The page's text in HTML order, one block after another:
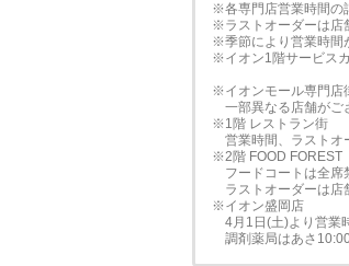
※各専門店営業時間の
※ラストオーダーは店
※季節により営業時間
※イオン1階サービス
※イオンモール専門店
一部異なる店舗がご
※1階 レストラン街
営業時間、ラストオ
※2階 FOOD FOREST
フードコートは全席
ラストオーダーは店
※イオン盛岡店
4月1日(土)より営業
調剤薬局はあさ